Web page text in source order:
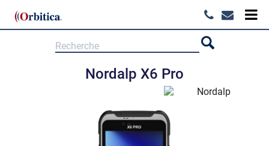
Nordalp X6 Pro